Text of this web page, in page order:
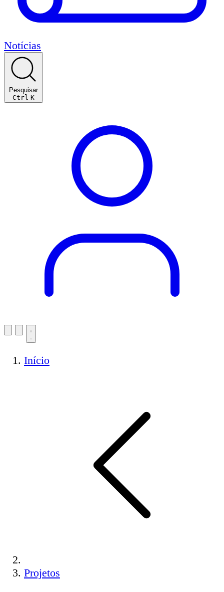
Notícias
Pesquisar
Ctrl K
Início
Projetos